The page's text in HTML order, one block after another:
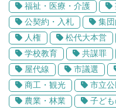
福祉・医療・介護
公契約・入札
集
人権
松代大本営
学校教育
共謀罪
屋代線
市議選
商工・観光
市立
農業・林業
子ど